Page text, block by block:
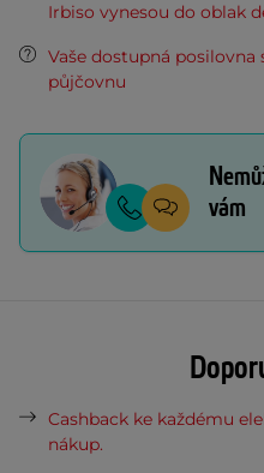
Irbiso vynesou do oblak
Vaše dostupná posilovna
půjčovnu
vám
Cashback ke každému
nákup.